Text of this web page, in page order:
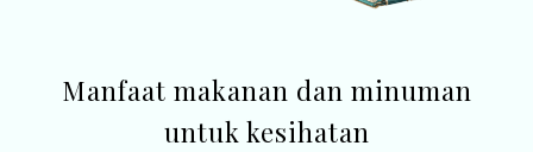
Manfaat makanan dan minuman
untuk kesihatan